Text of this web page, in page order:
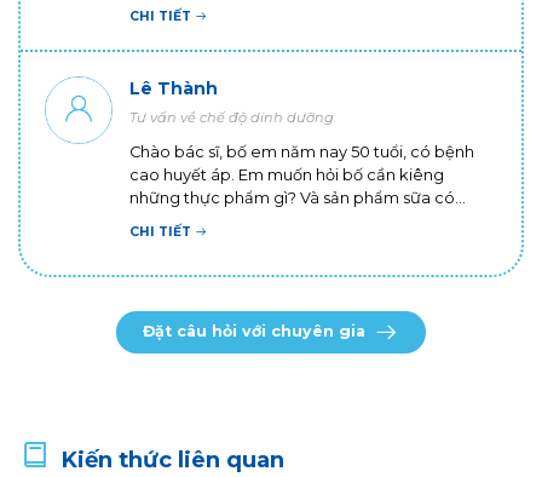
CHI TIẾT
Lê Thành
Tư vấn về chế độ dinh dưỡng
Chào bác sĩ, bố em năm nay 50 tuổi, có bệnh
cao huyết áp. Em muốn hỏi bố cần kiêng
những thực phẩm gì? Và sản phẩm sữa có
thành phần gì thì tốt cho bố ạ? Em cảm ơn bác
CHI TIẾT
Đặt câu hỏi với chuyên gia
Kiến thức liên quan